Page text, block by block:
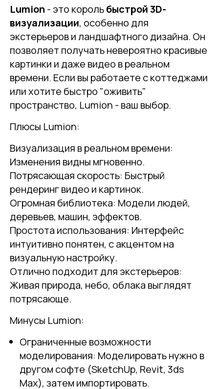
Lumion - это корольбыстрой 3D-
визуализации, особенно для
экстерьеров и ландшафтного дизайна. Он
позволяет получать невероятно красивые
картинки и даже видео в реальном
времени. Если вы работаете с коттеджами
или хотите быстро "оживить"
пространство, Lumion - ваш выбор.
Плюсы Lumion:
Визуализация в реальном времени:
Изменения видны мгновенно.
Потрясающая скорость: Быстрый
рендеринг видео и картинок.
Огромная библиотека: Модели людей,
деревьев, машин, эффектов.
Простота использования: Интерфейс
интуитивно понятен, с акцентом на
визуальную настройку.
Отлично подходит для экстерьеров:
Живая природа, небо, облака выглядят
потрясающе.
Минусы Lumion:
Ограниченные возможности
моделирования: Моделировать нужно в
другом софте (SketchUp, Revit, 3ds
Max), затем импортировать.